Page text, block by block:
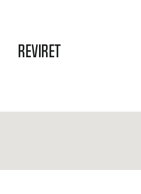
Reviret
Dåhjortene afregnes efter flg. prisliste: